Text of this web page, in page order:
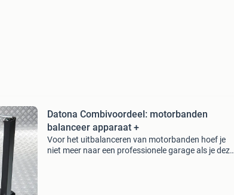
Datona Combivoordeel: motorbanden
balanceer apparaat +
Voor het uitbalanceren van motorbanden hoef je
niet meer naar een professionele garage als je deze